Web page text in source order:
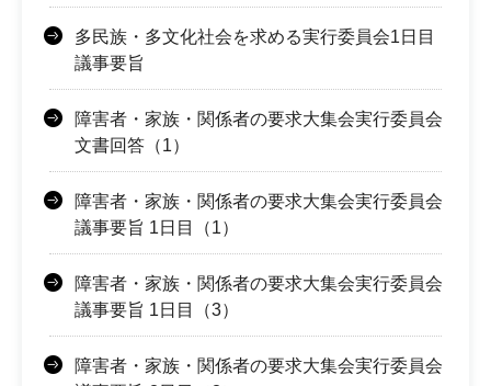
多民族・多文化社会を求める実行委員会1日目
議事要旨
障害者・家族・関係者の要求大集会実行委員会
文書回答（1）
障害者・家族・関係者の要求大集会実行委員会
議事要旨 1日目（1）
障害者・家族・関係者の要求大集会実行委員会
議事要旨 1日目（3）
障害者・家族・関係者の要求大集会実行委員会